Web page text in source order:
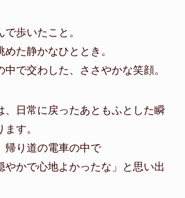
歩いたこと。
た静かなひととき。
で交わした、ささやかな笑顔。
、日常に戻ったあともふとした瞬
す。
帰り道の電車の中で
やかで心地よかったな」と思い出